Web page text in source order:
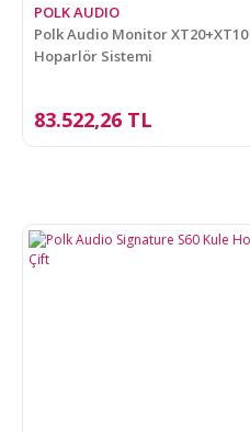
POLK AUDIO
Polk Audio Monitor XT20+XT10
Hoparlör Sistemi
83.522,26 TL